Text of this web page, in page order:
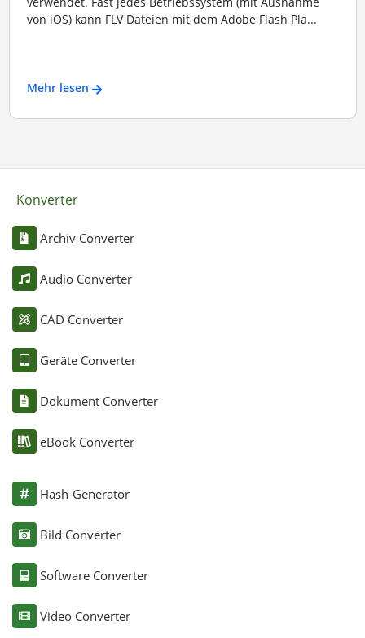
von iOS) kann FLV Dateien mit dem Adobe Flash Pla...
Mehr lesen
Konverter
Archiv Converter
Audio Converter
CAD Converter
Geräte Converter
Dokument Converter
eBook Converter
Hash-Generator
Bild Converter
Software Converter
Video Converter